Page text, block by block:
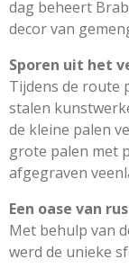
dag beheert
decor van
Sporen uit het
Tijdens de route
stalen
de kleine palen
grote palen met
afgegraven
Een oase van
Met behulp van
werd de unieke